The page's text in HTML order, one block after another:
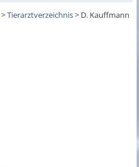
>Tierarztverzeichnis> D. Kauffmann